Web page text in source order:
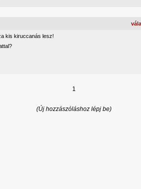
kis kiruccanás lesz!
1
(Új hozzászóláshoz lépj be)